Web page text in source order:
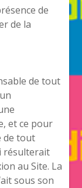
de
de la
de tout
et ce pour
de tout
résulterait
au Site. La
sous son